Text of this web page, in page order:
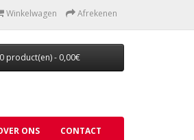
Winkelwagen Afrekenen
0 product(en) - 0,00€
ONS CONTACT